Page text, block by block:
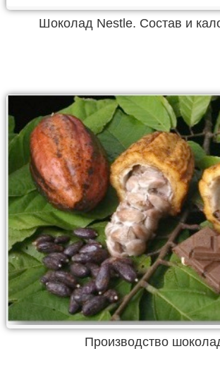
Шоколад Nestle. Состав и
Производство